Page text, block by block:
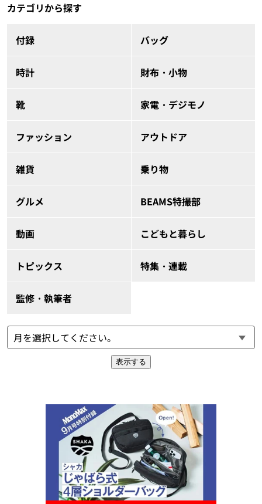
カテゴリから探す
付録 バッグ
時計 財布・小物
靴 家電・デジモノ
ファッション アウトドア
雑貨 乗り物
グルメ BEAMS特撮部
動画 こどもと暮らし
トピックス 特集・連載
監修・執筆者
表示する